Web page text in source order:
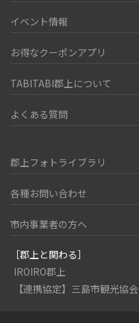
イベント情報
お得なクーポンアプリ
TABITABI郡上について
よくある質問
郡上フォトライブラリ
各種お問い合わせ
市内事業者の方へ
［郡上と関わる］
IROIRO郡上
【連携協定】三島市観光協会